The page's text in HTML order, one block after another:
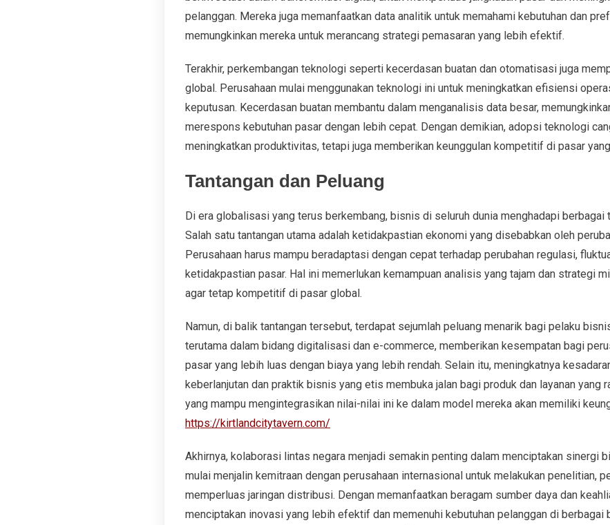
pelanggan. Mereka juga memanfaatkan data analitik untuk memahami kebutuhan dan
memungkinkan mereka untuk merancang strategi pemasaran yang lebih efektif.
Terakhir, perkembangan teknologi seperti kecerdasan buatan dan otomatisasi juga
global. Perusahaan mulai menggunakan teknologi ini untuk meningkatkan efisiensi
keputusan. Kecerdasan buatan membantu dalam menganalisis data besar,
merespons kebutuhan pasar dengan lebih cepat. Dengan demikian, adopsi teknologi
meningkatkan produktivitas, tetapi juga memberikan keunggulan kompetitif di pasar
Tantangan dan Peluang
Di era globalisasi yang terus berkembang, bisnis di seluruh dunia menghadapi berbagai
Salah satu tantangan utama adalah ketidakpastian ekonomi yang disebabkan oleh
Perusahaan harus mampu beradaptasi dengan cepat terhadap perubahan regulasi,
ketidakpastian pasar. Hal ini memerlukan kemampuan analisis yang tajam dan strategi
agar tetap kompetitif di pasar global.
Namun, di balik tantangan tersebut, terdapat sejumlah peluang menarik bagi pelaku
terutama dalam bidang digitalisasi dan e-commerce, memberikan kesempatan bagi
pasar yang lebih luas dengan biaya yang lebih rendah. Selain itu, meningkatnya
keberlanjutan dan praktik bisnis yang etis membuka jalan bagi produk dan layanan yang
yang mampu mengintegrasikan nilai-nilai ini ke dalam model mereka akan memiliki
https://kirtlandcitytavern.com/
Akhirnya, kolaborasi lintas negara menjadi semakin penting dalam menciptakan sinergi
mulai menjalin kemitraan dengan perusahaan internasional untuk melakukan penelitian,
memperluas jaringan distribusi. Dengan memanfaatkan beragam sumber daya dan
menciptakan inovasi yang lebih efektif dan memenuhi kebutuhan pelanggan di berbagai